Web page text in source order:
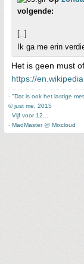
volgende:
[..]
Ik ga me erin
Het is geen must
https://
- "Dat is ook het lastige
© just me, 2015
- Vijf voor 12...
- MadMaster @ Mixcloud